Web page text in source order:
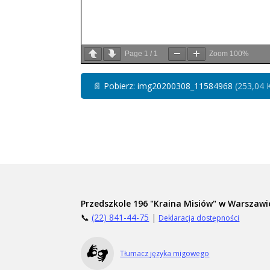
Page 1 / 1 Zoom 100%
📄 Pobierz: img20200308_11584968(253,04
Przedszkole 196 "Kraina Misiów" w
📞(22) 841-44-75 | Deklaracja dostępności
Tłumacz języka migowego